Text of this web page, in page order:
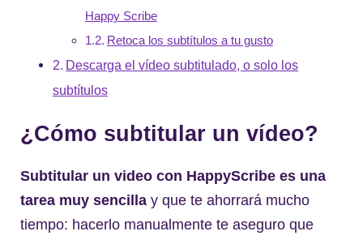
Happy Scribe
Retoca los subtítulos a tu gusto
Descarga el vídeo subtitulado, o solo los
subtítulos
¿Cómo subtitular un vídeo?
Subtitular un video con HappyScribe es una
tarea muy sencilla y que te ahorrará mucho
tiempo: hacerlo manualmente te aseguro que